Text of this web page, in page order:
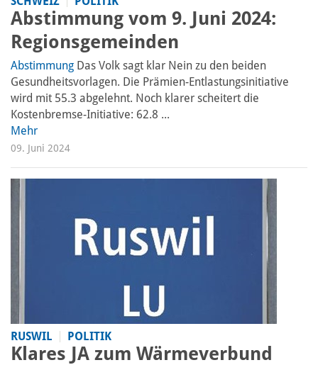
Abstimmung vom 9. Juni 2024:
Regionsgemeinden
Abstimmung Das Volk sagt klar Nein zu den beiden
Gesundheitsvorlagen. Die Prämien-Entlastungsinitiative
wird mit 55.3 abgelehnt. Noch klarer scheitert die
Kostenbremse-Initiative: 62.8 ...
Mehr
09. Juni 2024
RUSWIL POLITIK
Klares JA zum Wärmeverbund